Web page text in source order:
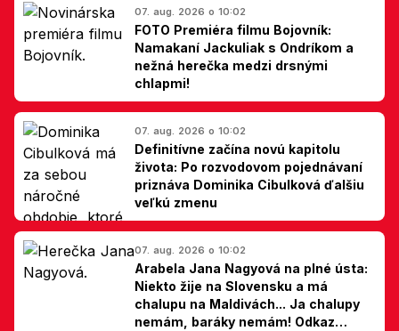
07. aug. 2026 o 10:02
FOTO Premiéra filmu Bojovník:
Namakaní Jackuliak s Ondríkom a
nežná herečka medzi drsnými
chlapmi!
07. aug. 2026 o 10:02
Definitívne začína novú kapitolu
života: Po rozvodovom pojednávaní
priznáva Dominika Cibulková ďalšiu
veľkú zmenu
07. aug. 2026 o 10:02
Arabela Jana Nagyová na plné ústa:
Niekto žije na Slovensku a má
chalupu na Maldivách... Ja chalupy
nemám, baráky nemám! Odkaz